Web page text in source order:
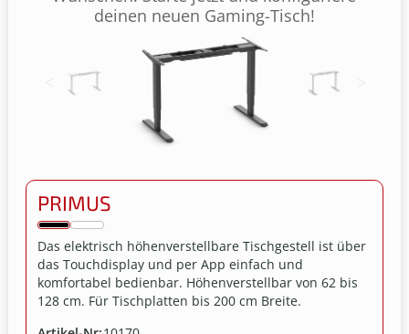
deinen neuen Gaming-Tisch!
PRIMUS
Das elektrisch höhenverstellbare Tischgestell ist über
das Touchdisplay und per App einfach und
komfortabel bedienbar. Höhenverstellbar von 62 bis
128 cm. Für Tischplatten bis 200 cm Breite.